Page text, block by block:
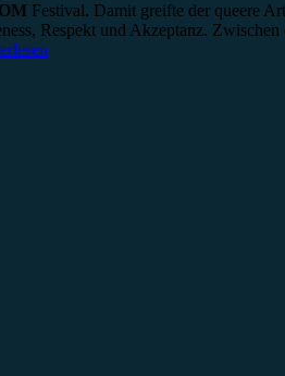
Festival. Damit greifte der queere
Respekt und Akzeptanz.